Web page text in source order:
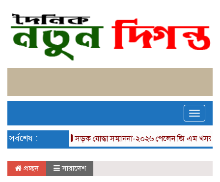
Toggle
সর্বশেষ : সড়ক যোদ্ধা সম্মাননা-২০২৬ পেলেন জি এম খসরুজ্জামান
প্রচ্ছদ সারাদেশ